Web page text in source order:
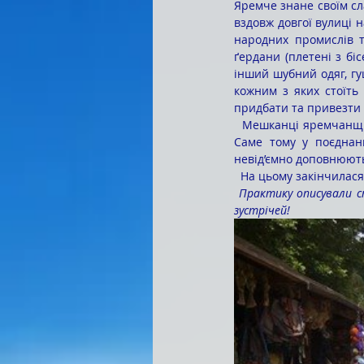
Яремче знане своїм
вздовж довгої вулиці
народних промислів
ґердани (плетені з
інший шубний одяг,
кожним з яких
придбати та
Саме тому у
невід’ємно
На цьому
Практику описували
зустрічей!